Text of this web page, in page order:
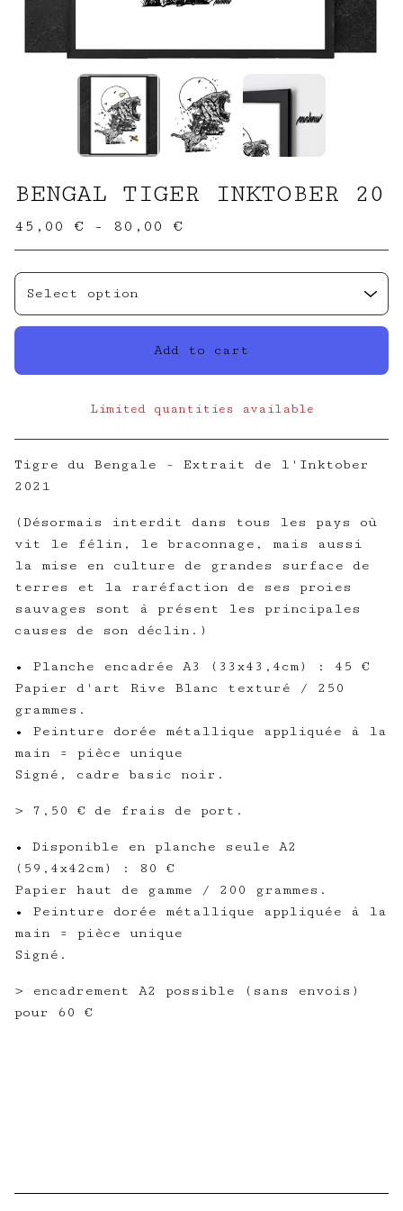
BENGAL TIGER INKTOBER 20
45,00 € - 80,00 €
Add to cart
View cart
Limited quantities available
Tigre du Bengale - Extrait de l'Inktober
2021
(Désormais interdit dans tous les pays où
vit le félin, le braconnage, mais aussi
la mise en culture de grandes surface de
terres et la raréfaction de ses proies
sauvages sont à présent les principales
causes de son déclin.)
• Planche encadrée A3 (33x43,4cm) : 45 €
Papier d'art Rive Blanc texturé / 250
grammes.
• Peinture dorée métallique appliquée à la
main = pièce unique
Signé, cadre basic noir.
> 7,50 € de frais de port.
• Disponible en planche seule A2
(59,4x42cm) : 80 €
Papier haut de gamme / 200 grammes.
• Peinture dorée métallique appliquée à la
main = pièce unique
Signé.
> encadrement A2 possible (sans envois)
pour 60 €